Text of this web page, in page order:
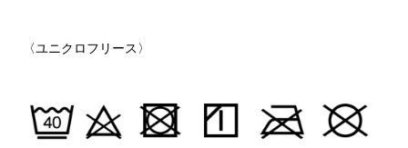
〈ユニクロフリース〉